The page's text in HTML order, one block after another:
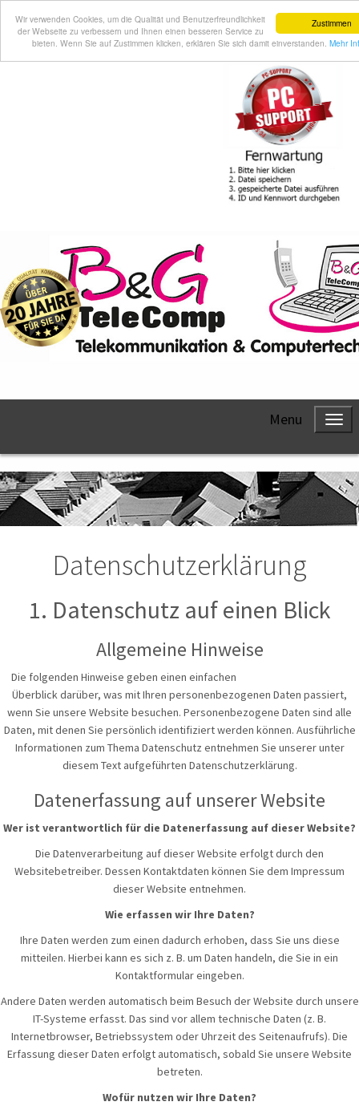
Zustimmen
Wir verwenden Cookies, um die Qualität und Benutzerfreundlichkeit
der Webseite zu verbessern und Ihnen einen besseren Service zu
bieten. Wenn Sie auf Zustimmen klicken, erklären Sie sich damit einverstanden. Mehr
Menu
Datenschutzerklärung
1. Datenschutz auf einen Blick
Allgemeine Hinweise
Die folgenden Hinweise geben einen einfachen
Überblick darüber, was mit Ihren personenbezogenen Daten passiert,
wenn Sie unsere Website besuchen. Personenbezogene Daten sind alle
Daten, mit denen Sie persönlich identifiziert werden können. Ausführliche
Informationen zum Thema Datenschutz entnehmen Sie unserer unter
diesem Text aufgeführten Datenschutzerklärung.
Datenerfassung auf unserer Website
Wer ist verantwortlich für die Datenerfassung auf dieser Website?
Die Datenverarbeitung auf dieser Website erfolgt durch den
Websitebetreiber. Dessen Kontaktdaten können Sie dem Impressum
dieser Website entnehmen.
Wie erfassen wir Ihre Daten?
Ihre Daten werden zum einen dadurch erhoben, dass Sie uns diese
mitteilen. Hierbei kann es sich z. B. um Daten handeln, die Sie in ein
Kontaktformular eingeben.
Andere Daten werden automatisch beim Besuch der Website durch unsere
IT-Systeme erfasst. Das sind vor allem technische Daten (z. B.
Internetbrowser, Betriebssystem oder Uhrzeit des Seitenaufrufs). Die
Erfassung dieser Daten erfolgt automatisch, sobald Sie unsere Website
betreten.
Wofür nutzen wir Ihre Daten?